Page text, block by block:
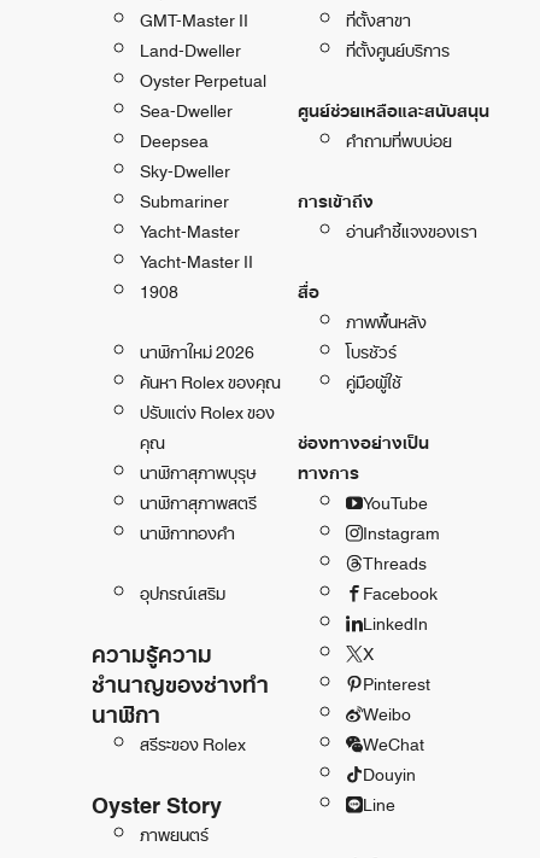
GMT-Master II
Land-Dweller
Oyster Perpetual
Sea-Dweller
Deepsea
Sky-Dweller
Submariner
Yacht-Master
Yacht-Master II
1908
นาฬิกาใหม่ 2026
ค้นหา Rolex ของคุณ
ปรับแต่ง Rolex ของ
คุณ
นาฬิกาสุภาพบุรุษ
นาฬิกาสุภาพสตรี
นาฬิกาทองคำ
อุปกรณ์เสริม
ความรู้ความ
ชำนาญของช่างทำ
นาฬิกา
สรีระของ Rolex
Oyster Story
ภาพยนตร์
ที่ตั้งสาขา
ที่ตั้งศูนย์บริการ
ศูนย์ช่วยเหลือและสนับสนุน
คำถามที่พบบ่อย
การเข้าถึง
อ่านคำชี้แจงของเรา
สื่อ
ภาพพื้นหลัง
โบรชัวร์
คู่มือผู้ใช้
ช่องทางอย่างเป็น
ทางการ
YouTube
Instagram
Threads
Facebook
LinkedIn
X
Pinterest
Weibo
WeChat
Douyin
Line